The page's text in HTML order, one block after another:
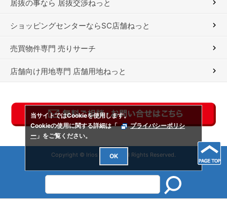
居抜の事なら 居抜交渉ねっと
ショッピングセンターならSC店舗ねっと
売買物件専門 売りサーチ
店舗向け用地専門 店舗用地ねっと
Copyright © Irios Co., Ltd. All Rights Reserved.
当サイトではCookieを使用します。
Cookieの使用に関する詳細は「
プライバシーポリシ
ー 」をご覧ください。
OK